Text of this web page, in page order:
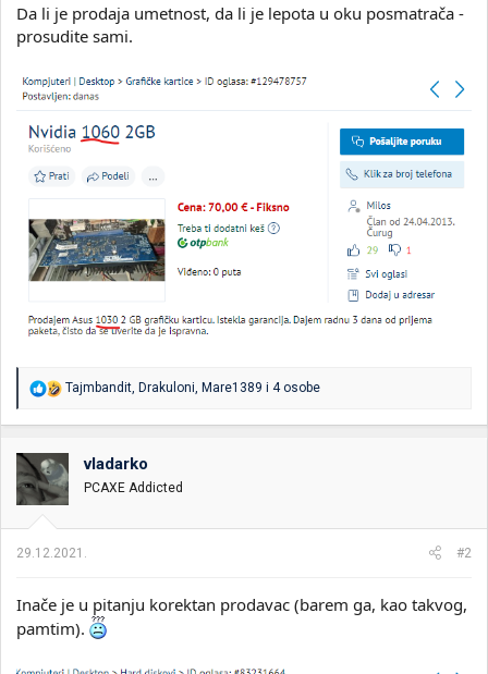
Da li je prodaja umetnost, da li je lepota u oku posmatrača -
prosudite sami.
R
o
v
a
n
j
:
Tajmbandit Drakuloni Mare1389 i 4 osobe
vladarko
PCAXE Addicted
29.12.2021. #2
Inače je u pitanju korektan prodavac (barem ga, kao takvog,
pamtim).